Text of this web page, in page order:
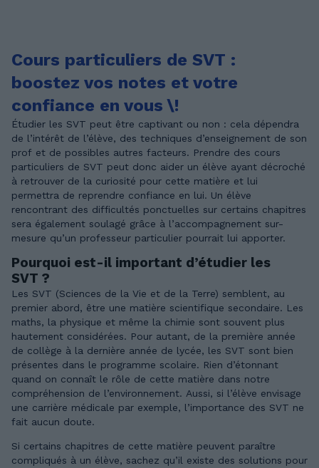
Cours particuliers de SVT :
boostez vos notes et votre
confiance en vous \!
Étudier les SVT peut être captivant ou non : cela dépendra
de l’intérêt de l’élève, des techniques d’enseignement de son
prof et de possibles autres facteurs. Prendre des cours
particuliers de SVT peut donc aider un élève ayant décroché
à retrouver de la curiosité pour cette matière et lui
permettra de reprendre confiance en lui. Un élève
rencontrant des difficultés ponctuelles sur certains chapitres
sera également soulagé grâce à l’accompagnement sur-
mesure qu’un professeur particulier pourrait lui apporter.
Pourquoi est-il important d’étudier les
SVT ?
Les SVT (Sciences de la Vie et de la Terre) semblent, au
premier abord, être une matière scientifique secondaire. Les
maths, la physique et même la chimie sont souvent plus
hautement considérées. Pour autant, de la première année
de collège à la dernière année de lycée, les SVT sont bien
présentes dans le programme scolaire. Rien d’étonnant
quand on connaît le rôle de cette matière dans notre
compréhension de l’environnement. Aussi, si l’élève envisage
une carrière médicale par exemple, l’importance des SVT ne
fait aucun doute.
Si certains chapitres de cette matière peuvent paraître
compliqués à un élève, sachez qu’il existe des solutions pour